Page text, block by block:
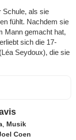
Schule, als sie
fühlt. Nachdem sie
Mann gemacht hat,
sich die 17-
Seydoux), die sie
, Musik
Coen